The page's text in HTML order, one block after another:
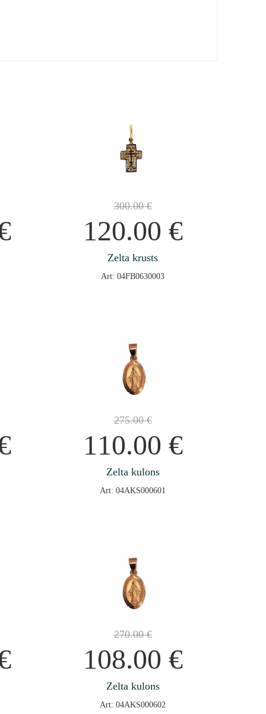
300.00€
120.00 €
Zelta krusts
Art: 04FB0630003
275.00€
110.00 €
Zelta kulons
Art: 04AKS000601
270.00€
108.00 €
Zelta kulons
Art: 04AKS000602